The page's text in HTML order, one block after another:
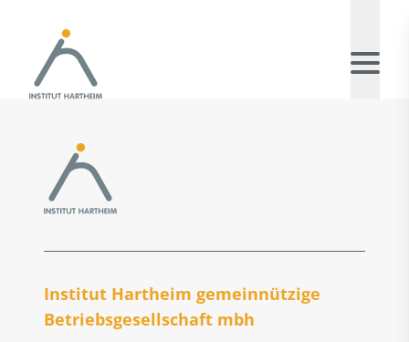
Institut Hartheim gemeinnützige
Betriebs­gesellschaft mbh